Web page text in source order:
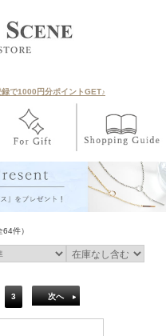
で1000円分ポイントGET♪
64件）
3 次へ